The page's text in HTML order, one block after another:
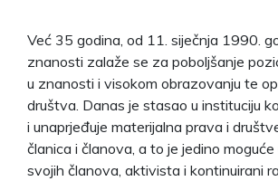
Već 35 godina, od 11. siječnja 1990.
znanosti zalaže se za poboljšanje
u znanosti i visokom obrazovanju te
društva. Danas je stasao u instituciju
i unaprjeđuje materijalna prava i
članica i članova, a to je jedino
svojih članova, aktivista i kontinuirani